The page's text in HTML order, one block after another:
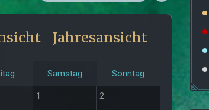
Jahresansicht
Samstag Sonntag
1 2